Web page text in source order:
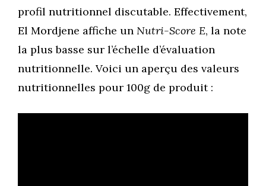
profil nutritionnel discutable. Effectivement,
El Mordjene affiche un Nutri-Score E, la note
la plus basse sur l’échelle d’évaluation
nutritionnelle. Voici un aperçu des valeurs
nutritionnelles pour 100g de produit :